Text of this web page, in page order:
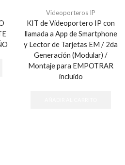
Videoporteros IP
KIT de Videoportero IP con
llamada a App de Smartphone
y Lector de Tarjetas EM / 2da
Generación (Modular) /
Montaje para EMPOTRAR
incluido